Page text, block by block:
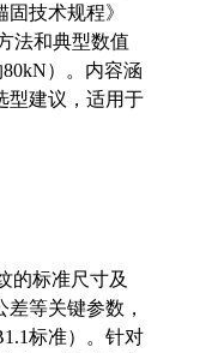
技术规程》
法和典型数值
80kN）。内容涵
型建议，适用于
的标准尺寸及
等关键参数，
标准）。针对